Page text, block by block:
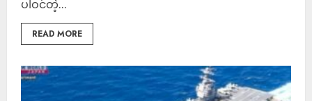
ပါဝင်တဲ့...
READ MORE